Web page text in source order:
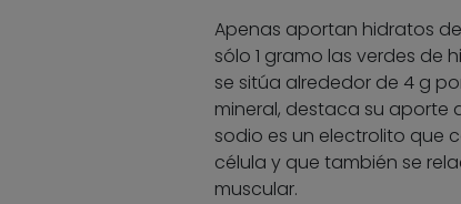
Apenas aportan hidratos
sólo 1 gramo las verdes de
se sitúa alrededor de 4 g
mineral, destaca su aporte
sodio es un electrolito que
célula y que también se
muscular.